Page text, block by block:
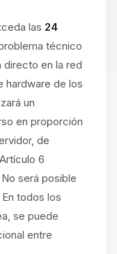
las 24
técnico
en la red
hardware de los
un
en proporción
de
6
será posible
todos los
se puede
entre